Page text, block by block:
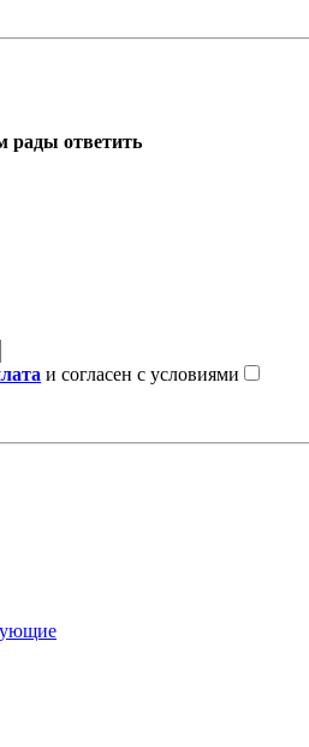
рады ответить
и согласен с условиями